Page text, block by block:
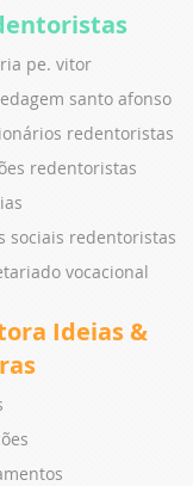
pe. vitor
santo afonso
redentoristas
redentoristas
sociais redentoristas
vocacional
Ideias &